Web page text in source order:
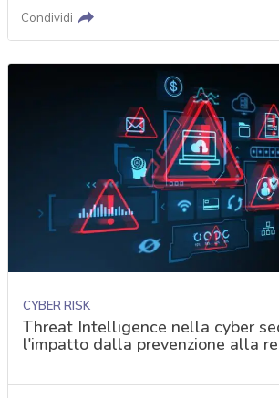
Condividi
CYBER RISK
Threat Intelligence nella cyber
l'impatto dalla prevenzione alla